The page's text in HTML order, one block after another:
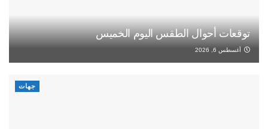
توقعات أحوال الطقس اليوم الخميس
أغسطس 6, 2026
جهات